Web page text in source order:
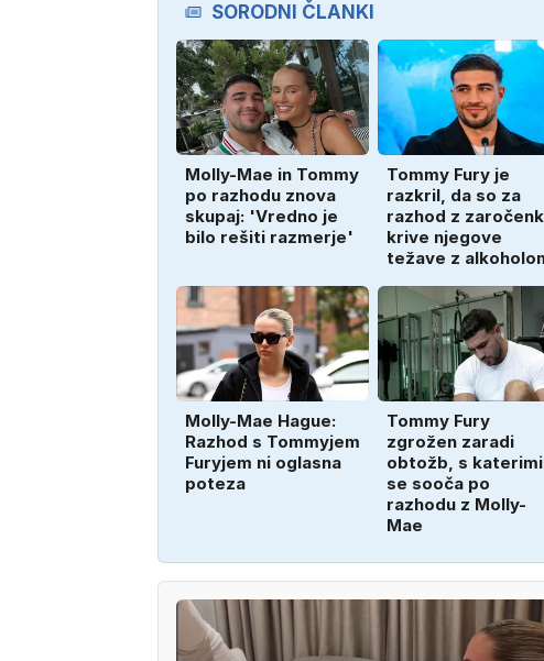
SORODNI ČLANKI
Molly-Mae in Tommy
po razhodu znova
skupaj: 'Vredno je
bilo rešiti razmerje'
Tommy Fury je
razkril, da so za
razhod z
krive njegove
težave z
Molly-Mae Hague:
Razhod s Tommyjem
Furyjem ni oglasna
poteza
Tommy Fury
zgrožen zaradi
obtožb, s katerimi
se sooča po
razhodu z Molly-
Mae